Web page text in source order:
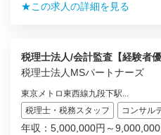
★この求人の詳細を見る
税理士法人/会計監査【経験者優
税理士法人MSパートナーズ
東京メトロ東西線九段下駅...
税理士・税務スタッフ
コンサル
年収：5,000,000円～9,000,000